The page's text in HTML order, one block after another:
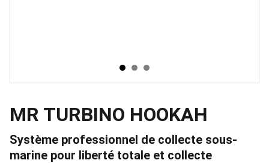
MR TURBINO HOOKAH
Système professionnel de collecte sous-
marine pour liberté totale et collecte